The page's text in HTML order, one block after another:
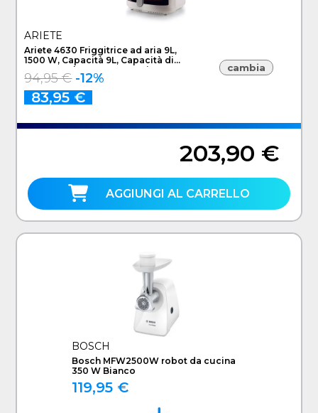
ARIETE
Ariete 4630 Friggitrice ad aria 9L,
1500 W, Capacità 9L, Capacità di
cottura 3,5kg, 8 programmi
preimpostati, Temperatura fino a
200°, Cestello trasparente per
controllo cottura, Bianco
94,95 € -12%
83,95 €
cambia
203,90 €
AGGIUNGI AL CARRELLO
BOSCH
Bosch MFW2500W robot da cucina
350 W Bianco
119,95 €